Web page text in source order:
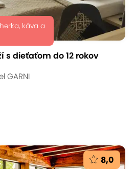
káva a
s dieťaťom do 12 rokov
GARNI
8,0